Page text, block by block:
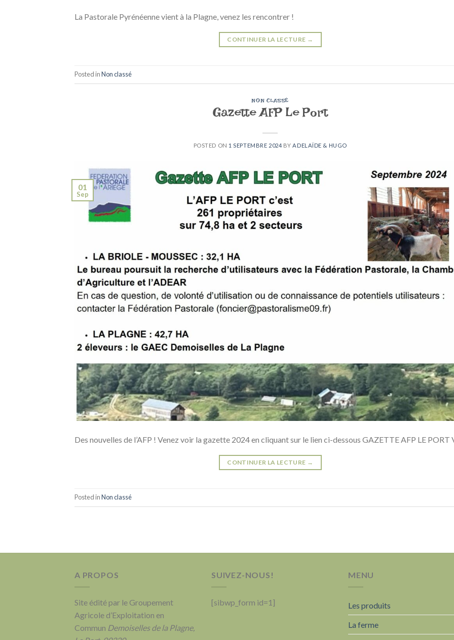
La Pastorale Pyrénéenne vient à la Plagne, venez les rencontrer !
CONTINUER LA LECTURE →
Posted inNon classé
NON CLASSÉ
Gazette AFP Le Port
POSTED ON 1 SEPTEMBRE 2024 BYADELAÏDE & HUGO
01
Sep
Des nouvelles de l’AFP ! Venez voir la gazette 2024 en cliquant sur le lien ci-dessous GAZETTE AFP LE PORT
CONTINUER LA LECTURE →
Posted inNon classé
A PROPOS
Site édité par le Groupement
Agricole d’Exploitation en
Commun Demoiselles de la Plagne,
SUIVEZ-NOUS!
[sibwp_form id=1]
MENU
Les produits
La ferme